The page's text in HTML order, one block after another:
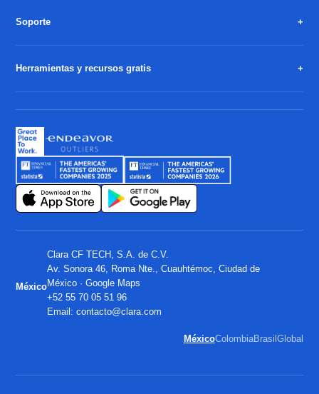
Soporte
Herramientas y recursos gratis
México
Clara CF TECH, S.A. de C.V.
Av. Sonora 46, Roma Nte., Cuauhtémoc, Ciudad de
México ·Google Maps
+52 55 70 05 51 96
Email:contacto@clara.com
MéxicoColombiaBrasil Global